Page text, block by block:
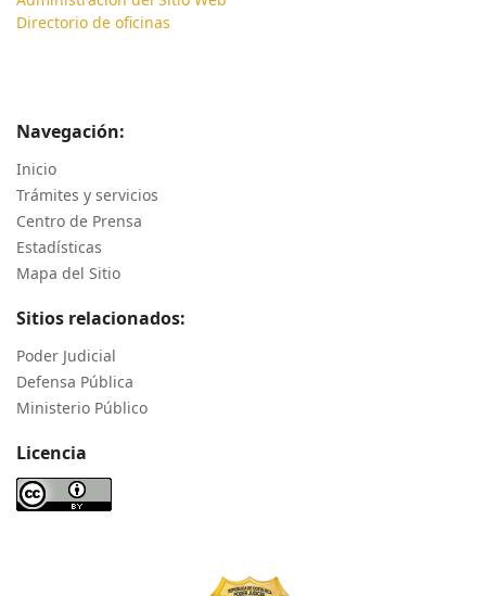
Directorio de oficinas
Navegación:
Inicio
Trámites y servicios
Centro de Prensa
Estadísticas
Mapa del Sitio
Sitios relacionados:
Poder Judicial
Defensa Pública
Ministerio Público
Licencia